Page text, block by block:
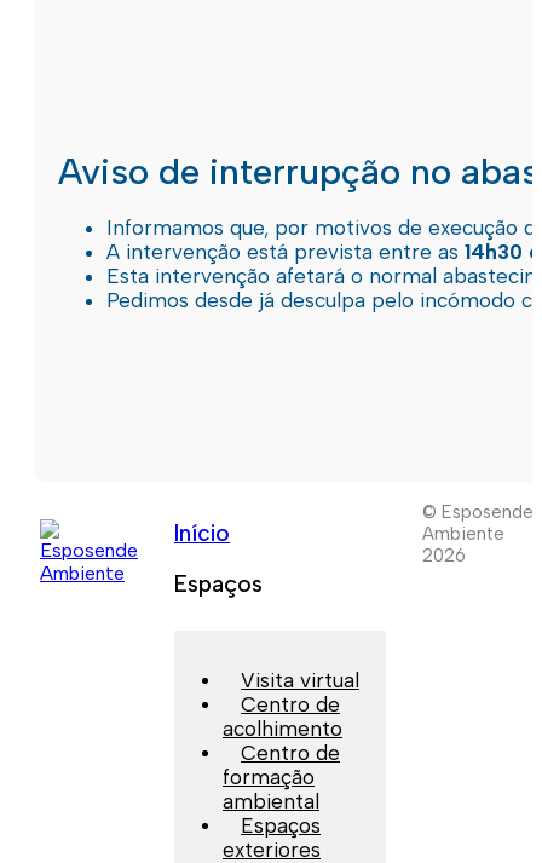
Aviso de interrupção no
Informamos que, por motivos de execução
A intervenção está prevista entre as 14h30
Esta intervenção afetará o normal
Pedimos desde já desculpa pelo incómodo
Início
Espaços
Visita virtual
Centro de
acolhimento
Centro de
formação
ambiental
Espaços
exteriores
© Esposende
Ambiente
2026